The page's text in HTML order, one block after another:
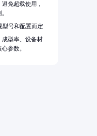
免超载使用，
型号和配置而定
成型率、设备材
参数。